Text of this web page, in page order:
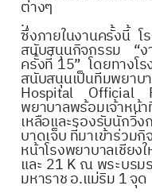
ต่างๆ
.
ซึ่งภายในงานครั้งนี้ โ
สนับสนุนกิจกรรม “งา
ครั้งที่ 15” โดยทางโร
สนับสนุนเป็นทีมพ
Hospital Official
พยาบาลพร้อมเจ้าห
เหลือและรองรับนัก
บาดเจ็บ ที่มาเข้าร่วม
หน้าโรงพยาบาลเชียง
และ 21 K ณ พระบรม
มหาราช อ.แม่ริม 1 จุด